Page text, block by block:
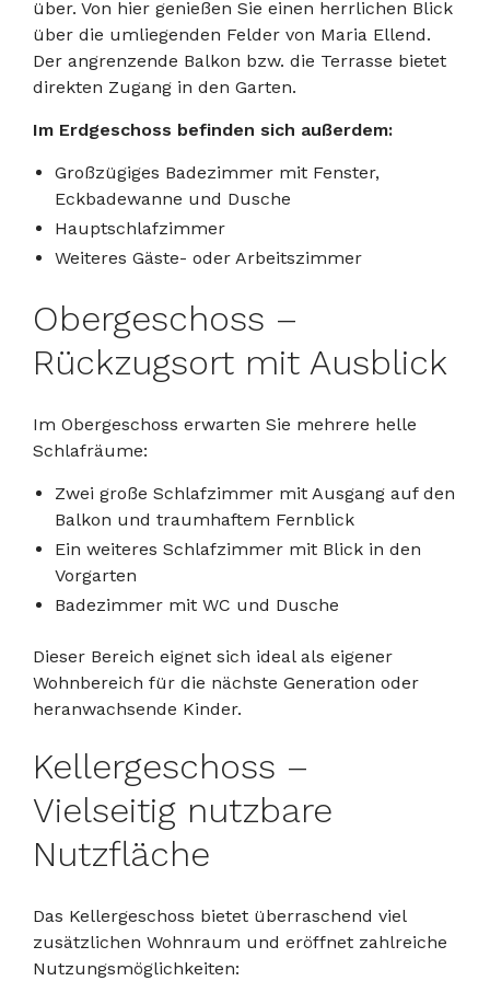
über. Von hier genießen Sie einen herrlichen Blick
über die umliegenden Felder von Maria Ellend.
Der angrenzende Balkon bzw. die Terrasse bietet
direkten Zugang in den Garten.
Im Erdgeschoss befinden sich außerdem:
Großzügiges Badezimmer mit Fenster,
Eckbadewanne und Dusche
Hauptschlafzimmer
Weiteres Gäste- oder Arbeitszimmer
Obergeschoss –
Rückzugsort mit Ausblick
Im Obergeschoss erwarten Sie mehrere helle
Schlafräume:
Zwei große Schlafzimmer mit Ausgang auf den
Balkon und traumhaftem Fernblick
Ein weiteres Schlafzimmer mit Blick in den
Vorgarten
Badezimmer mit WC und Dusche
Dieser Bereich eignet sich ideal als eigener
Wohnbereich für die nächste Generation oder
heranwachsende Kinder.
Kellergeschoss –
Vielseitig nutzbare
Nutzfläche
Das Kellergeschoss bietet überraschend viel
zusätzlichen Wohnraum und eröffnet zahlreiche
Nutzungsmöglichkeiten: